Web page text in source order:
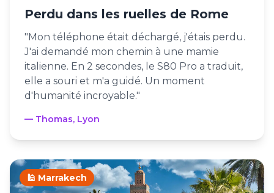
Perdu dans les ruelles de Rome
"Mon téléphone était déchargé, j'étais perdu.
J'ai demandé mon chemin à une mamie
italienne. En 2 secondes, le S80 Pro a traduit,
elle a souri et m'a guidé. Un moment
d'humanité incroyable."
— Thomas, Lyon
🕌 Marrakech